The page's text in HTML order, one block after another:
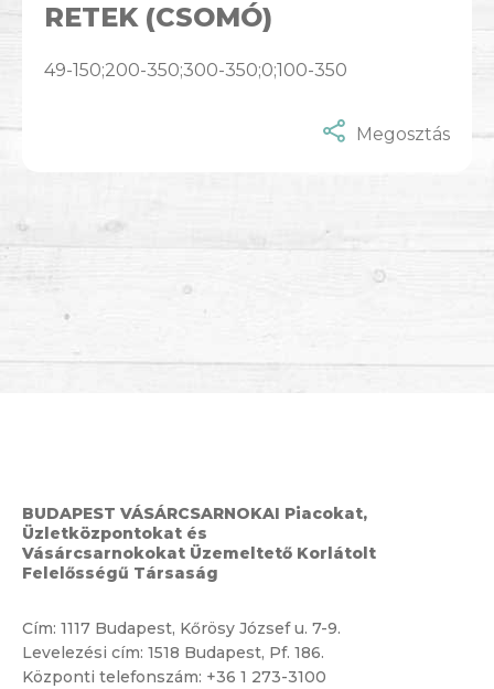
RETEK (CSOMÓ)
49-150;200-350;300-350;0;100-350
Megosztás
BUDAPEST VÁSÁRCSARNOKAI Piacokat,
Üzletközpontokat és
Vásárcsarnokokat Üzemeltető Korlátolt
Felelősségű Társaság
Cím: 1117 Budapest, Kőrösy József u. 7-9.
Levelezési cím: 1518 Budapest, Pf. 186.
Központi telefonszám: +36 1 273-3100